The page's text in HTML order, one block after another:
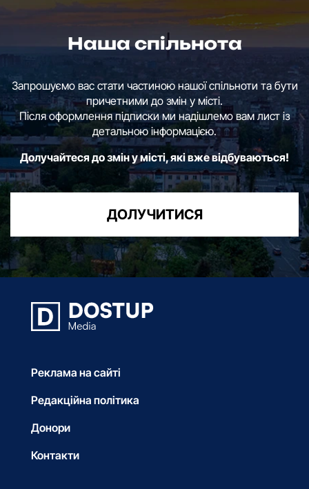
Наша спільнота
Запрошуємо вас стати частиною нашої спільноти та бути
причетними до змін у місті.
Після оформлення підписки ми надішлемо вам лист із
детальною інформацією.
Долучайтеся до змін у місті, які вже відбуваються!
ДОЛУЧИТИСЯ
Реклама на сайті
Редакційна політика
Донори
Контакти